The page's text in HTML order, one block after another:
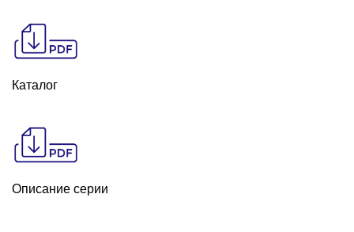
Каталог
Описание серии